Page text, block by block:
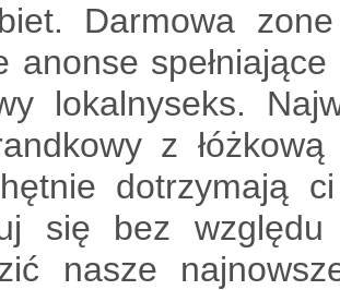
Darmowa
anonse
lokalnyseks.
z
dotrzymają
się bez
nasze